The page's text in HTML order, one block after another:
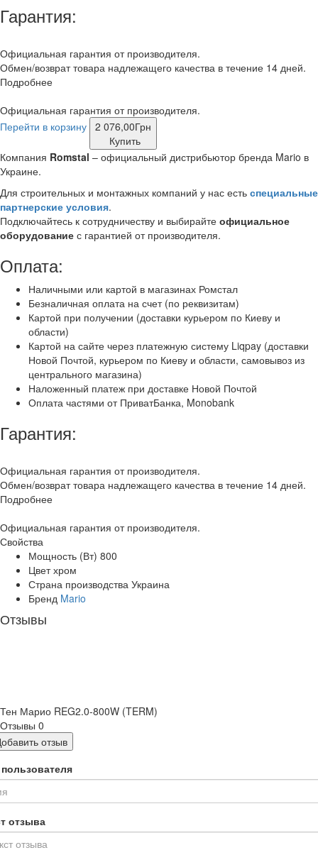
Гарантия:
Официальная гарантия от производителя.
Обмен/возврат товара надлежащего качества в течение 14 дней.
Подробнее
Официальная гарантия от производителя.
Перейти в корзину 2 076,00Грн
Купить
Компания Romstal – официальный дистрибьютор бренда Mario в
Украине.
Для строительных и монтажных компаний у нас есть специальные
партнерские условия.
Подключайтесь к сотрудничеству и выбирайте официальное
оборудование с гарантией от производителя.
Оплата:
Наличными или картой в магазинах Ромстал
Безналичная оплата на счет (по реквизитам)
Картой при получении (доставки курьером по Киеву и
области)
Картой на сайте через платежную систему Liqpay (доставки
Новой Почтой, курьером по Киеву и области, самовывоз из
центрального магазина)
Наложенный платеж при доставке Новой Почтой
Оплата частями от ПриватБанка, Monobank
Гарантия:
Официальная гарантия от производителя.
Обмен/возврат товара надлежащего качества в течение 14 дней.
Подробнее
Официальная гарантия от производителя.
Свойства
Мощность (Вт) 800
Цвет хром
Страна производства Украина
Бренд Mario
Отзывы
Тен Марио REG2.0-800W (TERM)
Отзывы 0
отзыв
отзыва